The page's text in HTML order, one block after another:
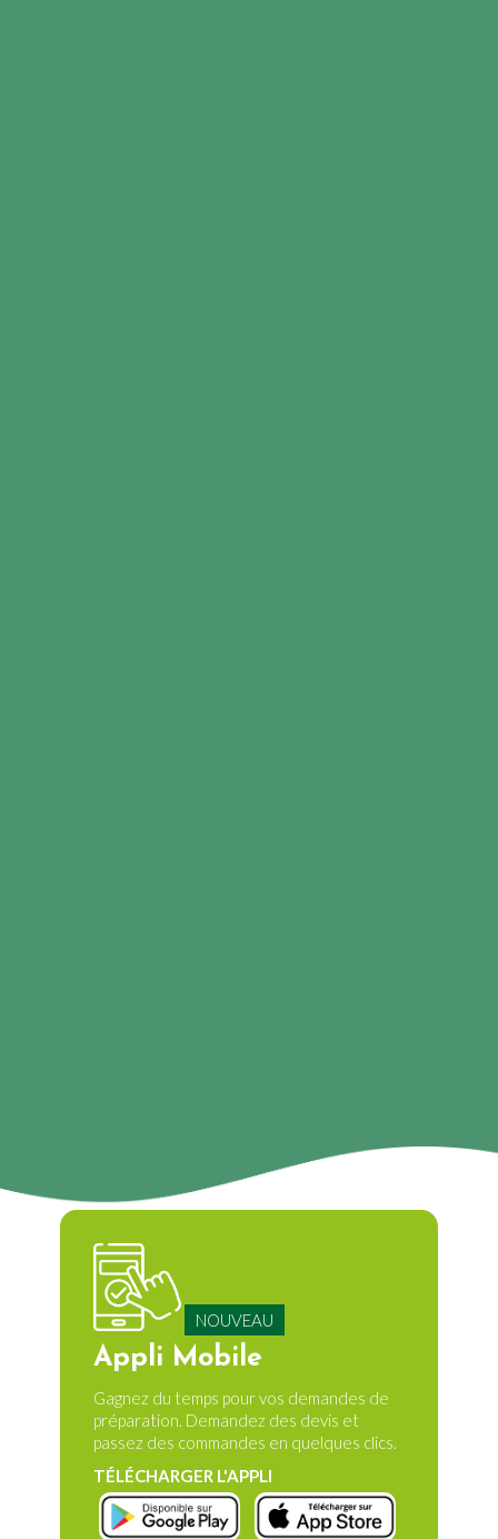
NOUVEAU
Appli Mobile
Gagnez du temps pour vos demandes de
préparation. Demandez des devis et
passez des commandes en quelques clics.
TÉLÉCHARGER L'APPLI